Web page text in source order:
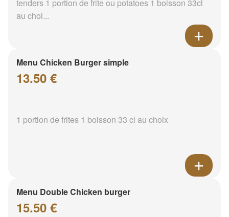
tenders 1 portion de frite ou potatoes 1 boisson 33cl
au choi...
Menu Chicken Burger simple
13.50 €
1 portion de frites 1 boisson 33 cl au choix
Menu Double Chicken burger
15.50 €